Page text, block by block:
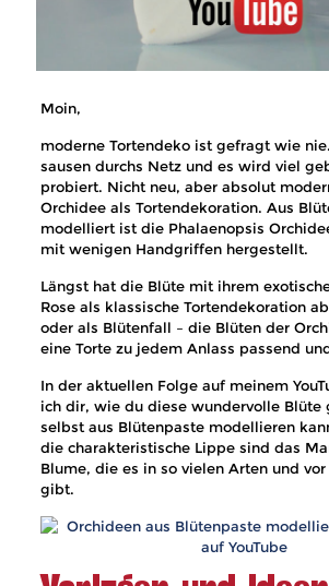
Moin,
moderne Tortendeko ist gefragt wie
sausen durchs Netz und es wird viel
probiert. Nicht neu, aber absolut
Orchidee als Tortendekoration. Aus
modelliert ist die Phalaenopsis
mit wenigen Handgriffen hergestellt.
Längst hat die Blüte mit ihrem
Rose als klassische Tortendekoration
oder als Blütenfall – die Blüten der
eine Torte zu jedem Anlass passend
In der aktuellen Folge auf meinem
ich dir, wie du diese wundervolle Blüte
selbst aus Blütenpaste modellieren
die charakteristische Lippe sind das
Blume, die es in so vielen Arten und
gibt.